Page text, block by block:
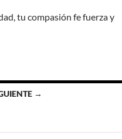
tu compasión fe fuerza y
→